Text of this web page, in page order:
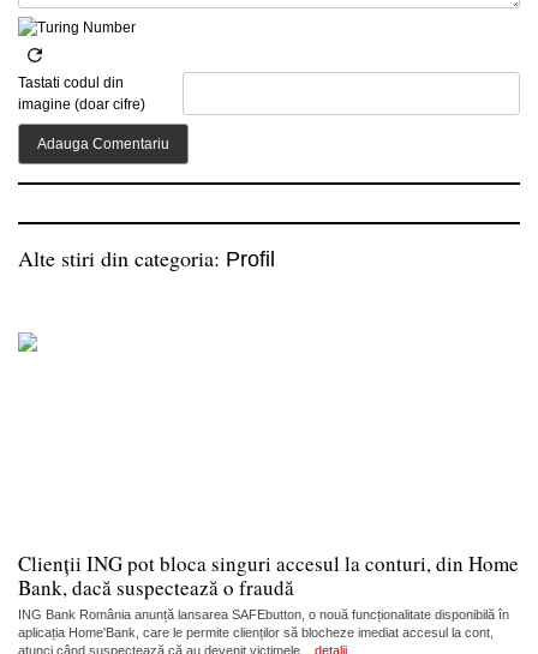
Tastati codul din
imagine (doar cifre)
Alte stiri din categoria: Profil
Clienții ING pot bloca singuri accesul la conturi, din Home
Bank, dacă suspectează o fraudă
ING Bank România anunță lansarea SAFEbutton, o nouă funcționalitate disponibilă în
aplicația Home'Bank, care le permite clienților să blocheze imediat accesul la cont,
atunci când suspectează că au devenit victimele... detalii